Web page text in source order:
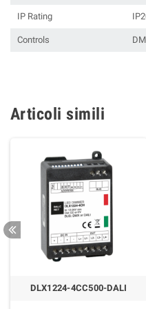
IP Rating
Controls
Articoli simili
DLX1224-4CC500-DALI